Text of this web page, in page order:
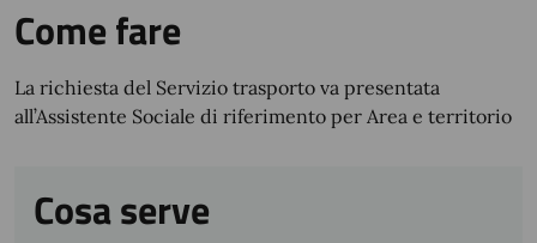
Come fare
La richiesta del Servizio trasporto va presentata
all’Assistente Sociale di riferimento per Area e territorio
Cosa serve